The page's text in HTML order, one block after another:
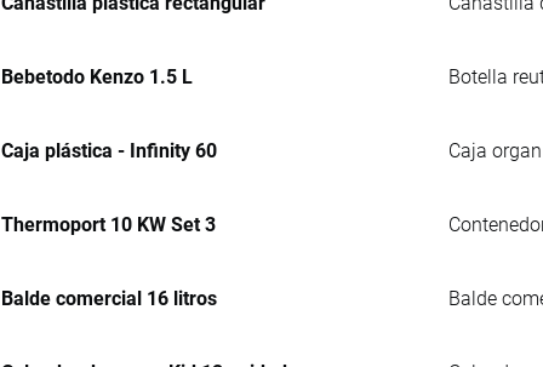
Bebetodo Kenzo 1.5 L Botella
Caja plástica - Infinity 60 Caja
Thermoport 10 KW Set 3
Balde comercial 16 litros Balde